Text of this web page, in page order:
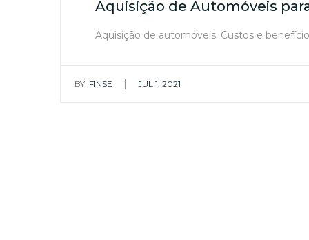
Aquisição de Automóveis
Aquisição de automóveis: Custos e
BY: FINSE | JUL 1, 2021